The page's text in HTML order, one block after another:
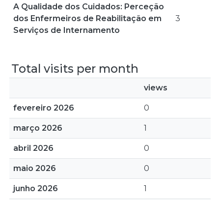
A Qualidade dos Cuidados: Perceção
dos Enfermeiros de Reabilitação em
Serviços de Internamento
3
Total visits per month
views
fevereiro 2026 0
março 2026 1
abril 2026 0
maio 2026 0
junho 2026 1